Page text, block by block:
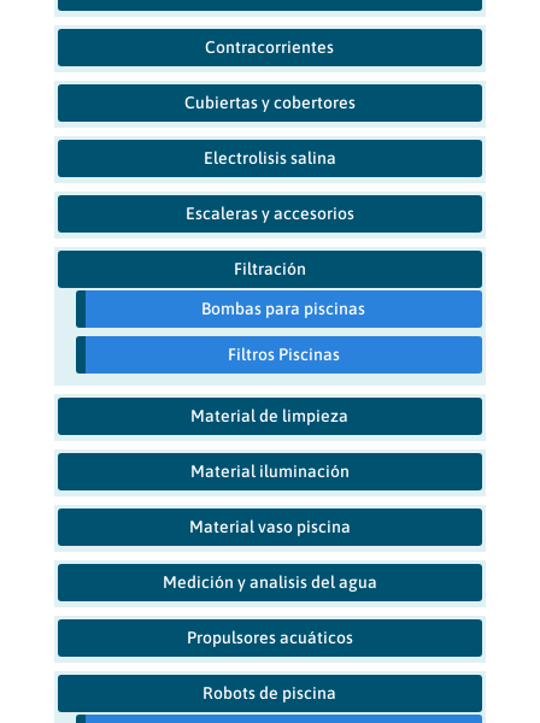
Contracorrientes
Cubiertas y cobertores
Electrolisis salina
Escaleras y accesorios
Filtración
Bombas para piscinas
Filtros Piscinas
Material de limpieza
Material iluminación
Material vaso piscina
Medición y analisis del agua
Propulsores acuáticos
Robots de piscina